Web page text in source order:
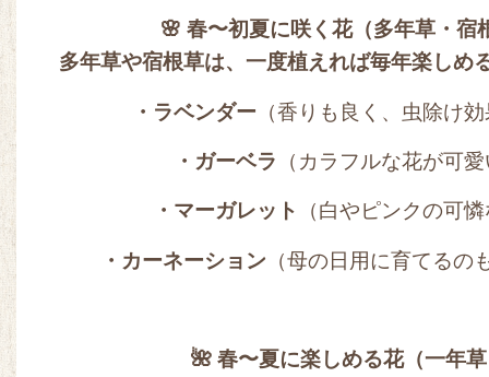
🌸 春〜初夏に咲く花（多年草・宿
多年草や宿根草は、一度植えれば毎年楽しめ
・ラベンダー （香りも良く、虫除け
・ガーベラ （カラフルな花が可
・マーガレット （白やピンクの可
・カーネーション （母の日用に育てるの
🌺 春〜夏に楽しめる花（一年